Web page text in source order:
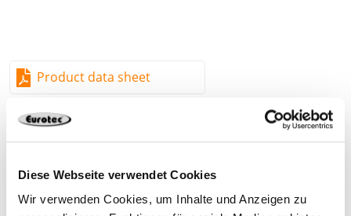
Diese Webseite verwendet Cookies
Wir verwenden Cookies, um Inhalte und Anzeigen zu
Product data sheet
945319 0,5 x 20000 x 10 mm 5